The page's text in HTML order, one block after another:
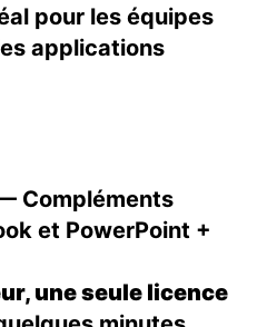
pour les équipes
applications
Compléments
et PowerPoint +
une seule licence